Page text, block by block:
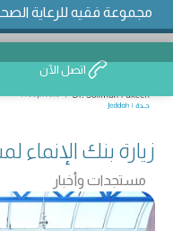
مجموعة فقيه للرعاية
اتصل الآن
زيارة بنك
مستجدات وأخبار